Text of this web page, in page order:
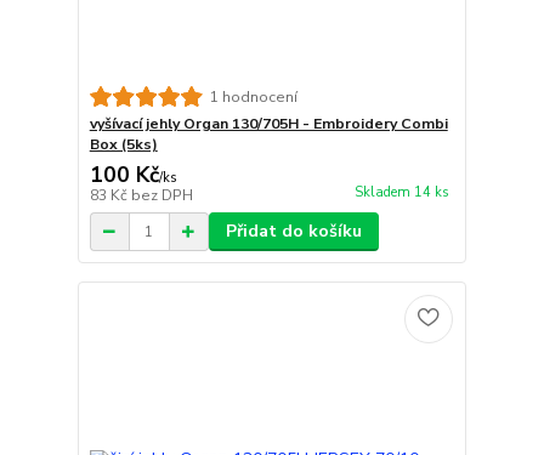
1 hodnocení
vyšívací jehly Organ 130/705H - Embroidery Combi
Box (5ks)
100 Kč/ks
83 Kč bez DPH Skladem 14 ks
Přidat do košíku